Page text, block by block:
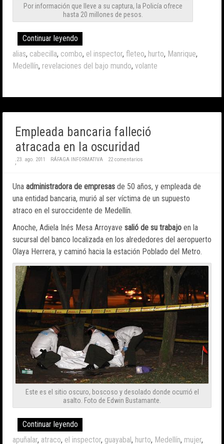
Por información que lleve a su captura, la Policía ofrece
hasta 20 millones de pesos.
Continuar leyendo
alias, cabecilla, combo, el inspector, fleteo, hurto, Manrique,
Medellín, revelaciones del bajo mundo, volante
Empleada bancaria falleció
atracada en la oscuridad
;23. ago. 2011 RÁFAGA INFORMATIVA 22 comentarios
Una administradora de empresas de 50 años, y empleada de
una entidad bancaria, murió al ser víctima de un supuesto
atraco en el suroccidente de Medellín.
Anoche, Adiela Inés Mesa Arroyave salió de su trabajo en la
sucursal del banco localizada en los alrededores del aeropuerto
Olaya Herrera, y caminó hacia la estación Poblado del Metro.
Este es el sitio oscuro, boscoso y desolado donde ocurrió el
asalto. Foto de Edwin Bustamante.
Continuar leyendo
apuñalar, atraco, el inspector, guayabal, hurto, Medellín, mujer,